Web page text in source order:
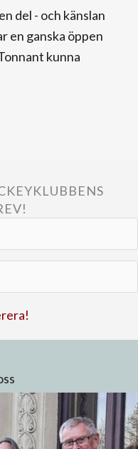
del - och känslan
en ganska öppen
kunna